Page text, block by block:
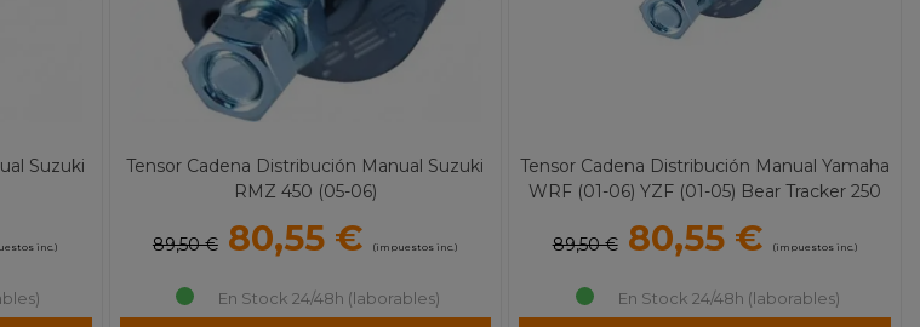
Suzuki
inc.)
Tensor Cadena Distribución Manual Suzuki
RMZ 450 (05-06)
89,50 € 80,55 € (impuestos inc.)
En Stock 24/48h (laborables)
Tensor Cadena Distribución Manual Yamaha
WRF (01-06) YZF (01-05) Bear Tracker 250
89,50 € 80,55 € (impuestos inc.)
En Stock 24/48h (laborables)